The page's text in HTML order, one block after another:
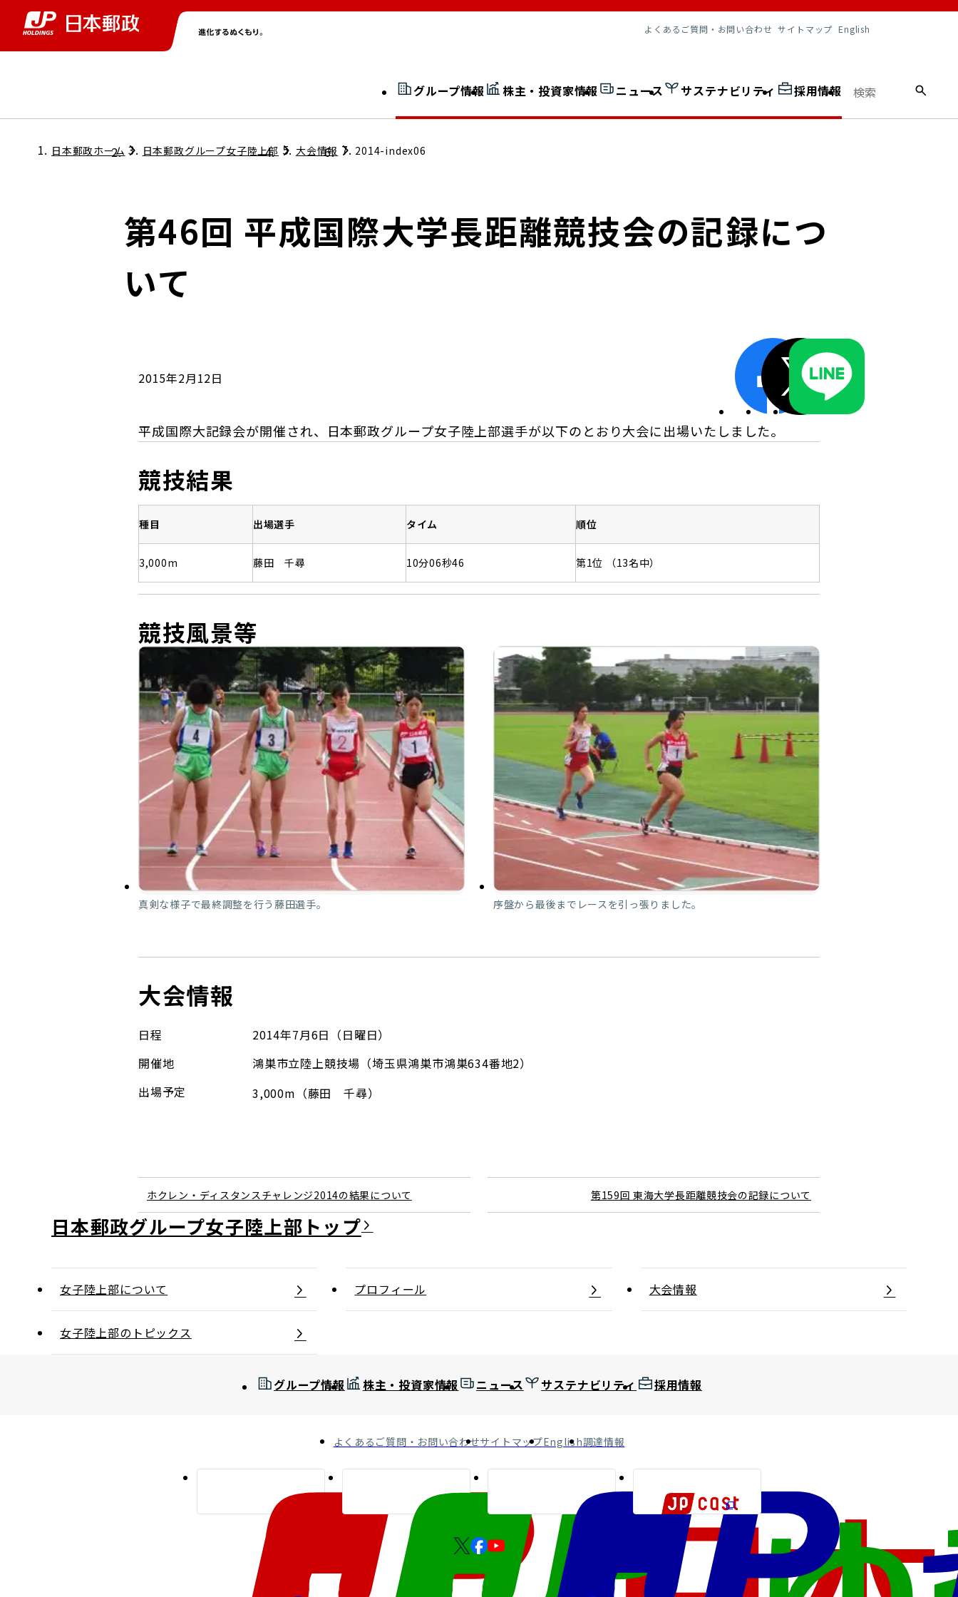
よくあるご質問・お問い合わせ サイトマップ English
グループ情報
グループ情報トップ
ローカル共創イニシアティブ
社長室通信
JP 改革実行委員会
株主・投資家情報
株主・投資家情報トップ
個人投資家のみなさまへ
ディスクロージャーポリシー／適時開示体制
IRサイトマップ
ニュース
ニューストップ
サステナビリティ
サステナビリティトップ
担当役員メッセージ
サステナビリティマネジメント
開示情報検索 外部からの評価
採用情報
採用情報トップ
日本郵政ホーム 日本郵政グループ女子陸上部 大会情報 2014-index06
第46回 平成国際大学長距離競技会の記録につ
いて
2015年2月12日
平成国際大記録会が開催され、日本郵政グループ女子陸上部選手が以下のとおり大会に出場いたしました。
競技結果
種目 出場選手 タイム 順位
3,000m 藤田 千尋 10分06秒46 第1位 （13名中）
競技風景等
真剣な様子で最終調整を行う藤田選手。 序盤から最後までレースを引っ張りました。
大会情報
日程
2014年7月6日（日曜日）
開催地
鴻巣市立陸上競技場（埼玉県鴻巣市鴻巣634番地2）
出場予定
3,000m（藤田 千尋）
ホクレン・ディスタンスチャレンジ2014の結果について 第159回 東海大学長距離競技会の記録について
日本郵政グループ女子陸上部
女子陸上部について プロフィール 大会情報
女子陸上部のトピックス
グループ情報 株主・投資家情報 ニュース サステナビリティ 採用情報
よくあるご質問・お問い合わせサイトマップEnglish調達情報